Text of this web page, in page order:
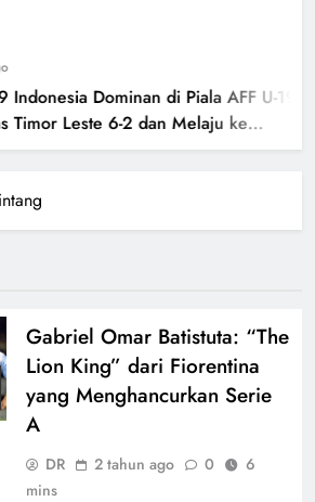
Provinsi
Indonesia Dominan di Piala AFF U-19
Timor Leste 6-2 dan Melaju ke
Gabriel Omar Batistuta: “The
Lion King” dari Fiorentina
yang Menghancurkan Serie
A
DR 2 tahun ago 0
6
mins